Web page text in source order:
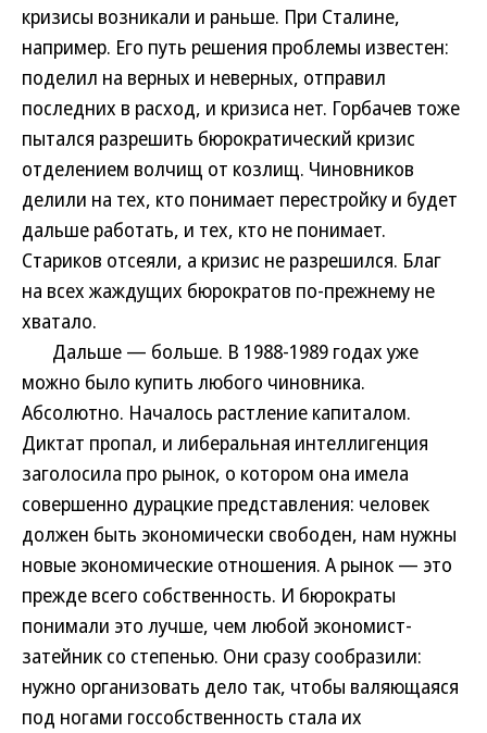
кризисы возникали и раньше. При Сталине,
например. Его путь решения проблемы известен:
поделил на верных и неверных, отправил
последних в расход, и кризиса нет. Горбачев тоже
пытался разрешить бюрократический кризис
отделением волчищ от козлищ. Чиновников
делили на тех, кто понимает перестройку и будет
дальше работать, и тех, кто не понимает.
Стариков отсеяли, а кризис не разрешился. Благ
на всех жаждущих бюрократов по-прежнему не
хватало.
Дальше — больше. В 1988-1989 годах уже
можно было купить любого чиновника.
Абсолютно. Началось растление капиталом.
Диктат пропал, и либеральная интеллигенция
заголосила про рынок, о котором она имела
совершенно дурацкие представления: человек
должен быть экономически свободен, нам нужны
новые экономические отношения. А рынок — это
прежде всего собственность. И бюрократы
понимали это лучше, чем любой экономист-
затейник со степенью. Они сразу сообразили:
нужно организовать дело так, чтобы валяющаяся
под ногами госсобственность стала их